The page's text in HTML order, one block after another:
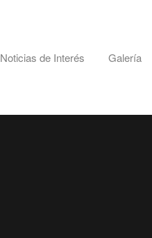
Noticias de Interés Galería